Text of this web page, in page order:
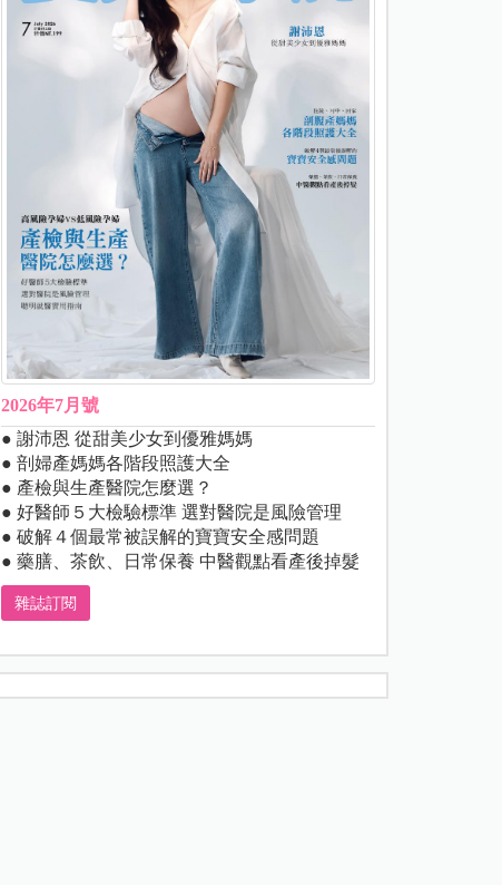
2026年7月號
● 謝沛恩 從甜美少女到優雅媽媽
● 剖婦產媽媽各階段照護大全
● 產檢與生產醫院怎麼選？
● 好醫師５大檢驗標準 選對醫院是風險管理
● 破解４個最常被誤解的寶寶安全感問題
● 藥膳、茶飲、日常保養 中醫觀點看產後掉髮
雜誌訂閱